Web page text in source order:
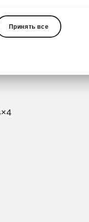
Принять все